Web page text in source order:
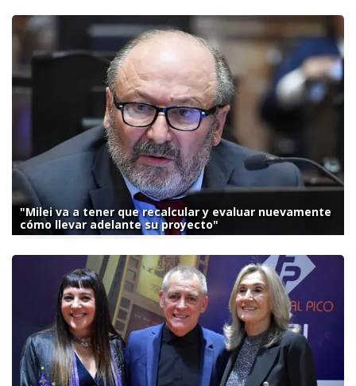
"Milei va a tener que recalcular y evaluar nuevamente
cómo llevar adelante su proyecto"